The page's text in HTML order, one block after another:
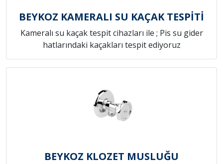
BEYKOZ KAMERALI SU KAÇAK TESPİTİ
Kameralı su kaçak tespit cihazları ile ; Pis su gider
hatlarındaki kaçakları tespit ediyoruz
BEYKOZ KLOZET MUSLUĞU